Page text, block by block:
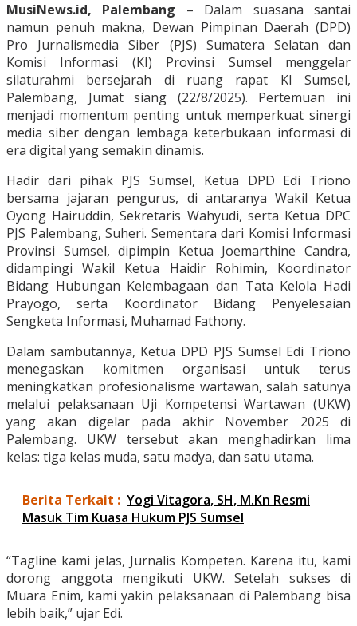
MusiNews.id, Palembang – Dalam suasana santai
namun penuh makna, Dewan Pimpinan Daerah (DPD)
Pro Jurnalismedia Siber (PJS) Sumatera Selatan dan
Komisi Informasi (KI) Provinsi Sumsel menggelar
silaturahmi bersejarah di ruang rapat KI Sumsel,
Palembang, Jumat siang (22/8/2025). Pertemuan ini
menjadi momentum penting untuk memperkuat sinergi
media siber dengan lembaga keterbukaan informasi di
era digital yang semakin dinamis.
Hadir dari pihak PJS Sumsel, Ketua DPD Edi Triono
bersama jajaran pengurus, di antaranya Wakil Ketua
Oyong Hairuddin, Sekretaris Wahyudi, serta Ketua DPC
PJS Palembang, Suheri. Sementara dari Komisi Informasi
Provinsi Sumsel, dipimpin Ketua Joemarthine Candra,
didampingi Wakil Ketua Haidir Rohimin, Koordinator
Bidang Hubungan Kelembagaan dan Tata Kelola Hadi
Prayogo, serta Koordinator Bidang Penyelesaian
Sengketa Informasi, Muhamad Fathony.
Dalam sambutannya, Ketua DPD PJS Sumsel Edi Triono
menegaskan komitmen organisasi untuk terus
meningkatkan profesionalisme wartawan, salah satunya
melalui pelaksanaan Uji Kompetensi Wartawan (UKW)
yang akan digelar pada akhir November 2025 di
Palembang. UKW tersebut akan menghadirkan lima
kelas: tiga kelas muda, satu madya, dan satu utama.
Berita Terkait : Yogi Vitagora, SH, M.Kn Resmi
Masuk Tim Kuasa Hukum PJS Sumsel
“Tagline kami jelas, Jurnalis Kompeten. Karena itu, kami
dorong anggota mengikuti UKW. Setelah sukses di
Muara Enim, kami yakin pelaksanaan di Palembang bisa
lebih baik,” ujar Edi.